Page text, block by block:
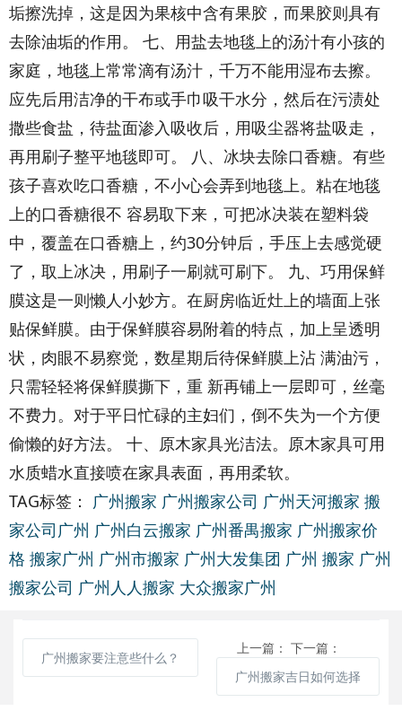
垢擦洗掉，这是因为果核中含有果胶，而果胶则具有
去除油垢的作用。 七、用盐去地毯上的汤汁有小孩的
家庭，地毯上常常滴有汤汁，千万不能用湿布去擦。
应先后用洁净的干布或手巾吸干水分，然后在污渍处
撒些食盐，待盐面渗入吸收后，用吸尘器将盐吸走，
再用刷子整平地毯即可。 八、冰块去除口香糖。有些
孩子喜欢吃口香糖，不小心会弄到地毯上。粘在地毯
上的口香糖很不 容易取下来，可把冰决装在塑料袋
中，覆盖在口香糖上，约30分钟后，手压上去感觉硬
了，取上冰决，用刷子一刷就可刷下。 九、巧用保鲜
膜这是一则懒人小妙方。在厨房临近灶上的墙面上张
贴保鲜膜。由于保鲜膜容易附着的特点，加上呈透明
状，肉眼不易察觉，数星期后待保鲜膜上沾 满油污，
只需轻轻将保鲜膜撕下，重 新再铺上一层即可，丝毫
不费力。对于平日忙碌的主妇们，倒不失为一个方便
偷懒的好方法。 十、原木家具光洁法。原木家具可用
水质蜡水直接喷在家具表面，再用柔软。
TAG标签： 广州搬家 广州搬家公司 广州天河搬家 搬
家公司广州 广州白云搬家 广州番禺搬家 广州搬家价
格 搬家广州 广州市搬家 广州大发集团 广州 搬家 广州
搬家公司 广州人人搬家 大众搬家广州
上一篇：
广州搬家要注意些什么？
下一篇：
广州搬家吉日如何选择